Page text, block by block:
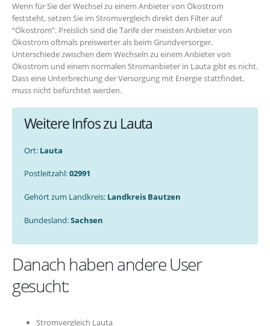
Wenn für Sie der Wechsel zu einem Anbieter von Ökostrom
feststeht, setzen Sie im Stromvergleich direkt den Filter auf
“Ökostrom”. Preislich sind die Tarife der meisten Anbieter von
Ökostrom oftmals preiswerter als beim Grundversorger.
Unterschiede zwischen dem Wechseln zu einem Anbieter von
Ökostrom und einem normalen Stromanbieter in Lauta gibt es nicht.
Dass eine Unterbrechung der Versorgung mit Energie stattfindet,
muss nicht befürchtet werden.
Weitere Infos zu Lauta
Ort: Lauta
Postleitzahl:02991
Gehört zum Landkreis: Landkreis Bautzen
Bundesland:Sachsen
Danach haben andere User
gesucht:
Stromvergleich Lauta